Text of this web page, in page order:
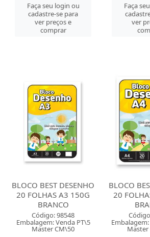
Faça seu login ou
cadastre-se para
ver preços e
comprar
Faça
ver
BLOCO BEST DESENHO
20 FOLHAS A3 150G
BRANCO
Código: 98548
Embalagem: Venda PT\5
Master CM\50
BLOCO
20
Master